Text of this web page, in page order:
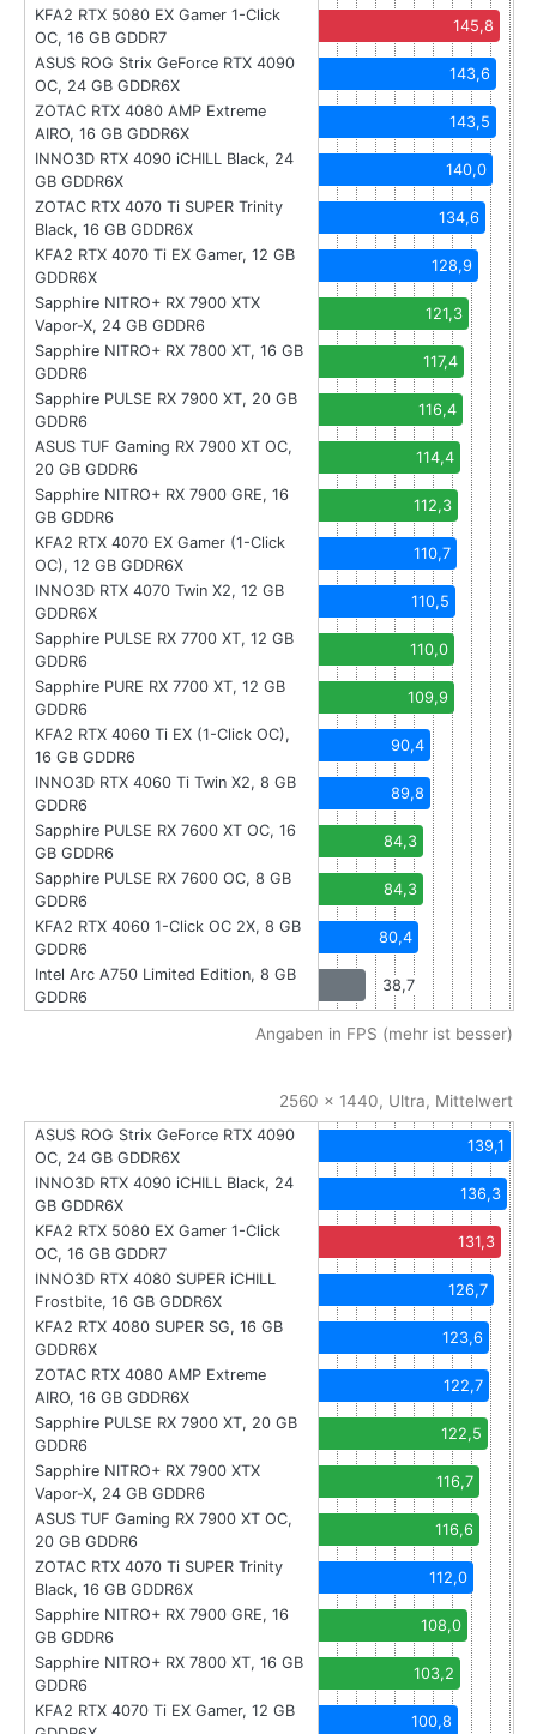
KFA2 RTX 5080 EX Gamer 1-Click
OC, 16 GB GDDR7
145,8
ASUS ROG Strix GeForce RTX 4090
OC, 24 GB GDDR6X
143,6
ZOTAC RTX 4080 AMP Extreme
AIRO, 16 GB GDDR6X
143,5
INNO3D RTX 4090 iCHILL Black, 24
GB GDDR6X
140,0
ZOTAC RTX 4070 Ti SUPER Trinity
Black, 16 GB GDDR6X
134,6
KFA2 RTX 4070 Ti EX Gamer, 12 GB
GDDR6X
128,9
Sapphire NITRO+ RX 7900 XTX
Vapor-X, 24 GB GDDR6
121,3
Sapphire NITRO+ RX 7800 XT, 16 GB
GDDR6
117,4
Sapphire PULSE RX 7900 XT, 20 GB
GDDR6
116,4
ASUS TUF Gaming RX 7900 XT OC,
20 GB GDDR6
114,4
Sapphire NITRO+ RX 7900 GRE, 16
GB GDDR6
112,3
KFA2 RTX 4070 EX Gamer (1-Click
OC), 12 GB GDDR6X
110,7
INNO3D RTX 4070 Twin X2, 12 GB
GDDR6X
110,5
Sapphire PULSE RX 7700 XT, 12 GB
GDDR6
110,0
Sapphire PURE RX 7700 XT, 12 GB
GDDR6
109,9
KFA2 RTX 4060 Ti EX (1-Click OC),
16 GB GDDR6
90,4
INNO3D RTX 4060 Ti Twin X2, 8 GB
GDDR6
89,8
Sapphire PULSE RX 7600 XT OC, 16
GB GDDR6
84,3
Sapphire PULSE RX 7600 OC, 8 GB
GDDR6
84,3
KFA2 RTX 4060 1-Click OC 2X, 8 GB
GDDR6
80,4
Intel Arc A750 Limited Edition, 8 GB
GDDR6
38,7
Angaben in FPS (mehr ist besser)
2560 x 1440, Ultra, Mittelwert
ASUS ROG Strix GeForce RTX 4090
OC, 24 GB GDDR6X
139,1
INNO3D RTX 4090 iCHILL Black, 24
GB GDDR6X
136,3
KFA2 RTX 5080 EX Gamer 1-Click
OC, 16 GB GDDR7
131,3
INNO3D RTX 4080 SUPER iCHILL
Frostbite, 16 GB GDDR6X
126,7
KFA2 RTX 4080 SUPER SG, 16 GB
GDDR6X
123,6
ZOTAC RTX 4080 AMP Extreme
AIRO, 16 GB GDDR6X
122,7
Sapphire PULSE RX 7900 XT, 20 GB
GDDR6
122,5
Sapphire NITRO+ RX 7900 XTX
Vapor-X, 24 GB GDDR6
116,7
ASUS TUF Gaming RX 7900 XT OC,
20 GB GDDR6
116,6
ZOTAC RTX 4070 Ti SUPER Trinity
Black, 16 GB GDDR6X
112,0
Sapphire NITRO+ RX 7900 GRE, 16
GB GDDR6
108,0
Sapphire NITRO+ RX 7800 XT, 16 GB
GDDR6
103,2
KFA2 RTX 4070 Ti EX Gamer, 12 GB
100,8